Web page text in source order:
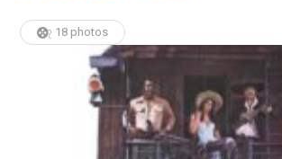
18 photos